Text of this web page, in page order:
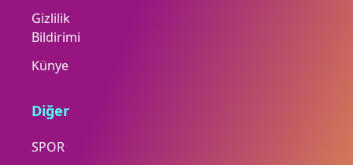
Gizlilik
Bildirimi
Künye
Diğer
SPOR